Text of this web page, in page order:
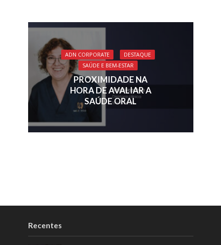
ADN CORPORATE
DESTAQUE
SAÚDE E BEM-ESTAR
PROXIMIDADE NA
HORA DE AVALIAR A
SAÚDE ORAL
Recentes